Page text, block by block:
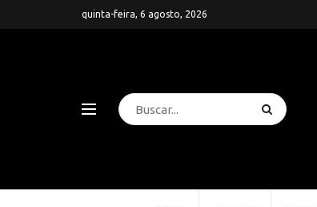
quinta-feira, 6 agosto, 2026